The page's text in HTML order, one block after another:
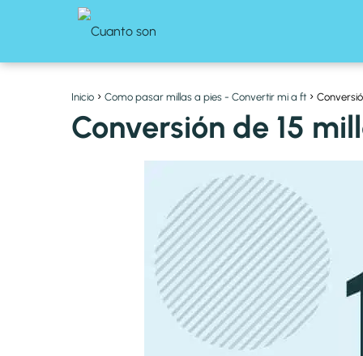
Inicio Como pasar millas a pies - Convertir mi a ft
Conversión de 15